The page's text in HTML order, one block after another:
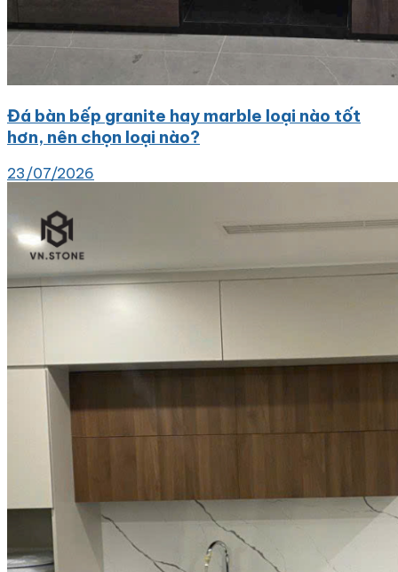
Đá bàn bếp granite hay marble loại nào tốt
hơn, nên chọn loại nào?
23/07/2026